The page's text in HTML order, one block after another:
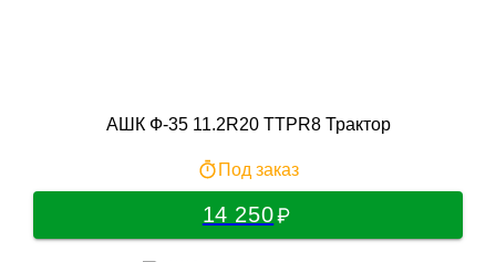
АШК Ф-35 11.2R20 TTPR8 Трактор
Под заказ
14 250